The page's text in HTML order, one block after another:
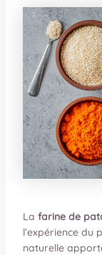
La farine de
l’expérience du
naturelle